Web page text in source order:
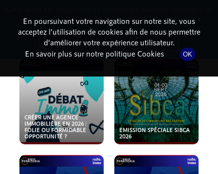
PODCASTS
CRÉER UNE AGENCE
IMMOBILIÈRE EN 2026 :
FOLIE OU FORMIDABLE
OPPORTUNITÉ ?
EMISSION SPÉCIALE SIBCA
2026
En poursuivant votre navigation sur notre site, vous
acceptez l’utilisation de cookies afin de nous permettre
d’améliorer votre expérience utilisateur.
En savoir plus sur notre politique Cookies
OK
dessous pour l'installer.
Non merci Télécharger l'application